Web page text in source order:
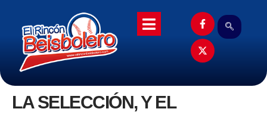
LA SELECCIÓN, Y EL